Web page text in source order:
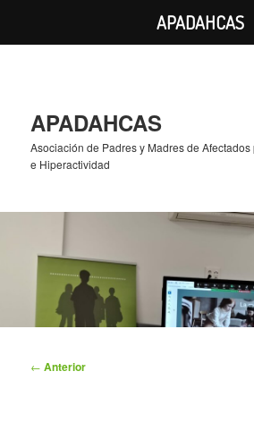
APADAHCAS
Asociación de Padres y Madres de
e Hiperactividad
Navegación
← Anterior
APADAHCAS